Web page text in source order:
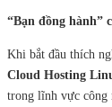
“Bạn đồng hành”
Khi bắt đầu thích
Cloud Hosting
trong lĩnh vực công